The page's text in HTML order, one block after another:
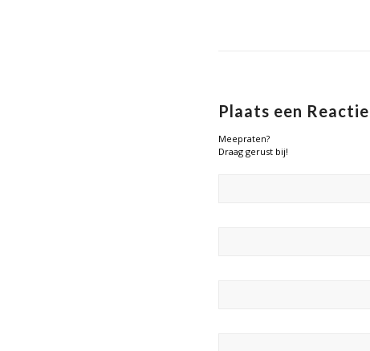
Plaats een Reactie
Meepraten?
Draag gerust bij!